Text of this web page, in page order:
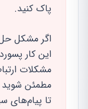
پاک کنید.
اگر مشکل
این کار
مشکلات
مطمئن شوید
تا پیام‌های